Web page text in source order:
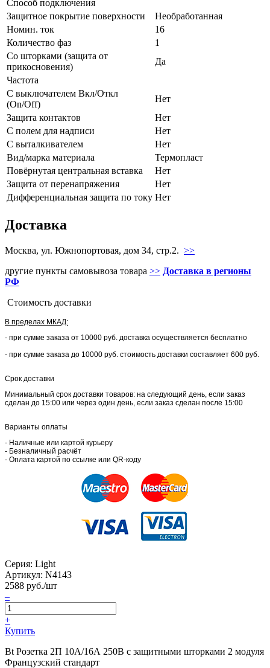
Способ подключения
Защитное покрытие поверхности
Необработанная
Номин. ток
16
Количество фаз
1
Со шторками (защита от
прикосновения)
Да
Частота
С выключателем Вкл/Откл
(On/Off)
Нет
Защита контактов
Нет
С полем для надписи
Нет
С выталкивателем
Нет
Вид/марка материала
Термопласт
Повёрнутая центральная вставка
Нет
Защита от перенапряжения
Нет
Дифференциальная защита по току Нет
Доставка
Москва, ул. Южнопортовая, дом 34, стр.2. >>
другие пункты самовывоза товара >> Доставка в регионы
РФ
Стоимость доставки
В пределах МКАД:
- при сумме заказа от 10000 руб. доставка осуществляется бесплатно
- при сумме заказа до 10000 руб. стоимость доставки составляет 600 руб.
Срок доставки
Минимальный срок доставки товаров: на следующий день, если заказ
сделан до 15:00 или через один день, если заказ сделан после 15:00
Варианты оплаты
- Наличные или картой курьеру
- Безналичный расчёт
- Оплата картой по ссылке или QR-коду
Серия: Light
Артикул: N4143
2588 руб./шт
–
+
Купить
Bt Розетка 2П 10А/16А 250В с защитными шторками 2 модуля
Французский стандарт